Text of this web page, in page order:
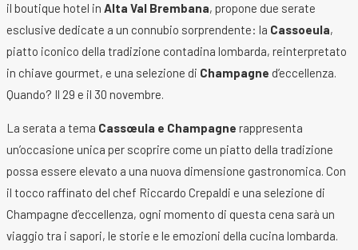
il boutique hotel in Alta Val Brembana, propone due serate
esclusive dedicate a un connubio sorprendente: la Cassoeula,
piatto iconico della tradizione contadina lombarda, reinterpretato
in chiave gourmet, e una selezione di Champagne d’eccellenza.
Quando? Il 29 e il 30 novembre.
La serata a tema Cassœula e Champagne rappresenta
un’occasione unica per scoprire come un piatto della tradizione
possa essere elevato a una nuova dimensione gastronomica. Con
il tocco raffinato del chef Riccardo Crepaldi e una selezione di
Champagne d’eccellenza, ogni momento di questa cena sarà un
viaggio tra i sapori, le storie e le emozioni della cucina lombarda.